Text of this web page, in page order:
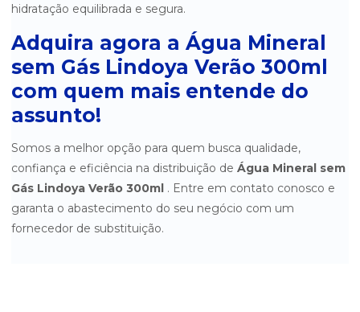
hidratação equilibrada e segura.
Adquira agora a Água Mineral
sem Gás Lindoya Verão 300ml
com quem mais entende do
assunto!
Somos a melhor opção para quem busca qualidade,
confiança e eficiência na distribuição de Água Mineral sem
Gás Lindoya Verão 300ml . Entre em contato conosco e
garanta o abastecimento do seu negócio com um
fornecedor de substituição.